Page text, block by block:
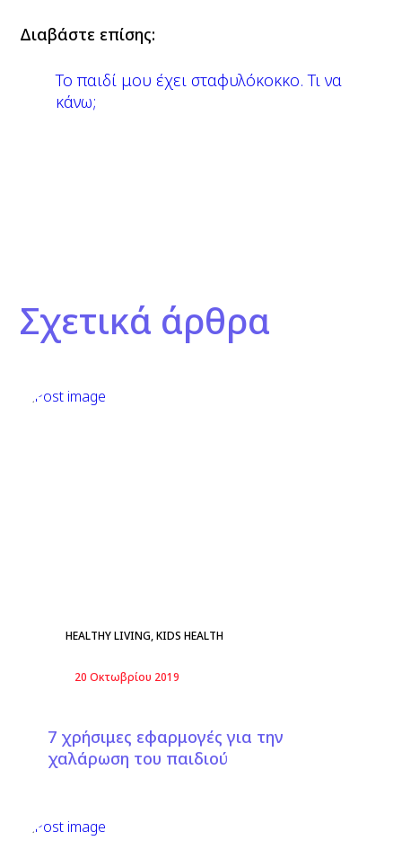
Διαβάστε επίσης:
Το παιδί μου έχει σταφυλόκοκκο. Τι να
κάνω;
Σχετικά άρθρα
HEALTHY LIVING,KIDS HEALTH
20 Οκτωβρίου 2019
7 χρήσιμες εφαρμογές για την
χαλάρωση του παιδιού